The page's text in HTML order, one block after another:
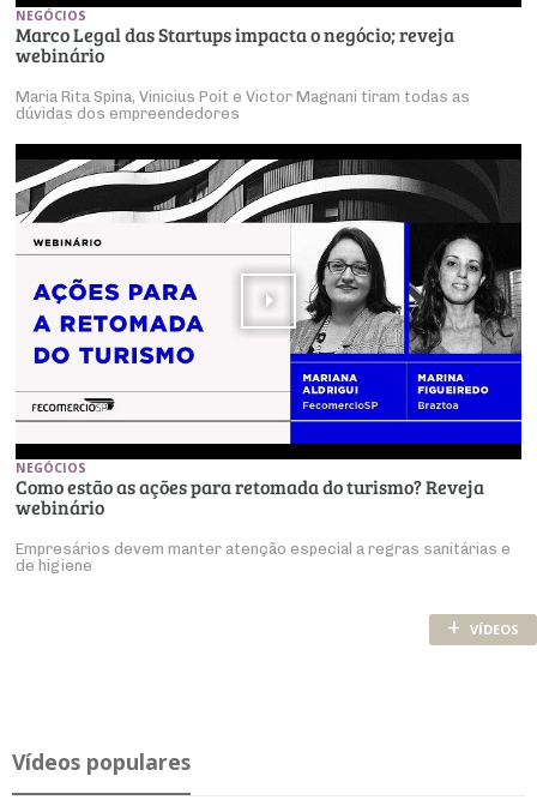
NEGÓCIOS
Marco Legal das Startups impacta o negócio; reveja
webinário
Maria Rita Spina, Vinicius Poit e Victor Magnani tiram todas as
dúvidas dos empreendedores
NEGÓCIOS
Como estão as ações para retomada do turismo? Reveja
webinário
Empresários devem manter atenção especial a regras sanitárias e
de higiene
+ VÍDEOS
Ví­deos po­pu­lares